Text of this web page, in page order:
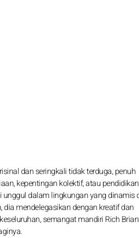
dan seringkali tidak terduga, penuh
kepentingan kolektif, atau pendidikan
dalam lingkungan yang dinamis
mendelegasikan dengan kreatif dan
semangat mandiri Rich Brian